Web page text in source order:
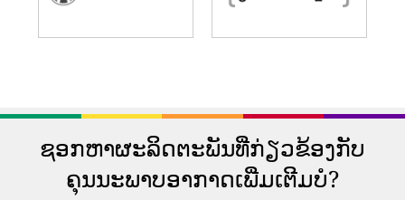
ຊອກຫາຜະລິດຕະພັນທີ່ກ່ຽວຂ້ອງກັບ
ຄຸນນະພາບອາກາດເພີ່ມເຕີມບໍ?